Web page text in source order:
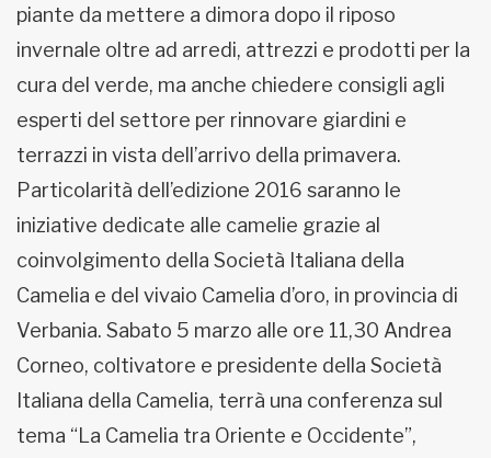
piante da mettere a dimora dopo il riposo
invernale oltre ad arredi, attrezzi e prodotti per la
cura del verde, ma anche chiedere consigli agli
esperti del settore per rinnovare giardini e
terrazzi in vista dell’arrivo della primavera.
Particolarità dell’edizione 2016 saranno le
iniziative dedicate alle camelie grazie al
coinvolgimento della Società Italiana della
Camelia e del vivaio Camelia d’oro, in provincia di
Verbania. Sabato 5 marzo alle ore 11,30 Andrea
Corneo, coltivatore e presidente della Società
Italiana della Camelia, terrà una conferenza sul
tema “La Camelia tra Oriente e Occidente”,